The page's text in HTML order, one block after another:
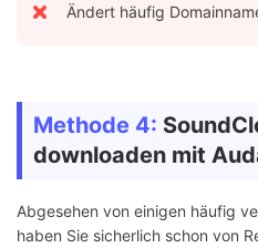
Ändert häufig
Methode 4:
downloaden mit
Abgesehen von einigen häufig
haben Sie sicherlich schon von